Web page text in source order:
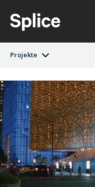
Projekte
Neueste Ausgabe
Projekte
Künstler
Firmen
Argentina
Austria
Canada
Denmark